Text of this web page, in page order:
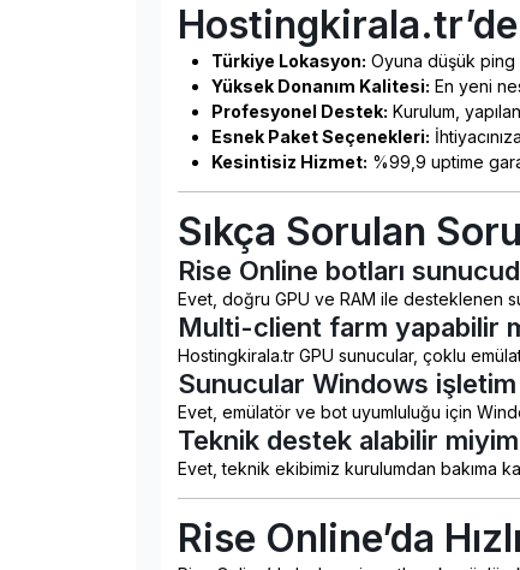
Türkiye Lokasyon: Oyuna düşük ping
Yüksek Donanım Kalitesi: En yeni
Profesyonel Destek: Kurulum,
Esnek Paket Seçenekleri:
Kesintisiz Hizmet: %99,9 uptime
Sıkça Sorulan
Rise Online botları
Evet, doğru GPU ve RAM ile desteklenen
Multi-client farm yapabilir
Hostingkirala.tr GPU sunucular, çoklu
Sunucular Windows
Evet, emülatör ve bot uyumluluğu için
Teknik destek alabilir
Evet, teknik ekibimiz kurulumdan bakıma
Rise Online’da